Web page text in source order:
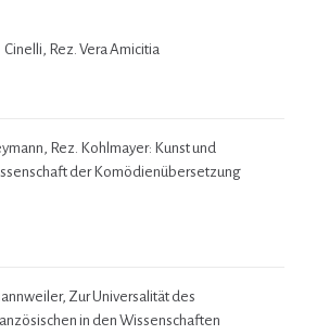
Cinelli, Rez. Vera Amicitia
Rez. Kohlmayer: Kunst und
der Komödienübersetzung
Zur Universalität des
in den Wissenschaften